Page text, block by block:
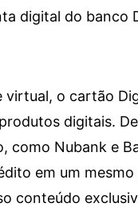
digital do banco
o cartão
digitais.
como Nubank e
em um
conteúdo